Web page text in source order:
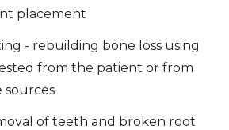
placement
- rebuilding bone loss using
from the patient or from
sources
of teeth and broken root